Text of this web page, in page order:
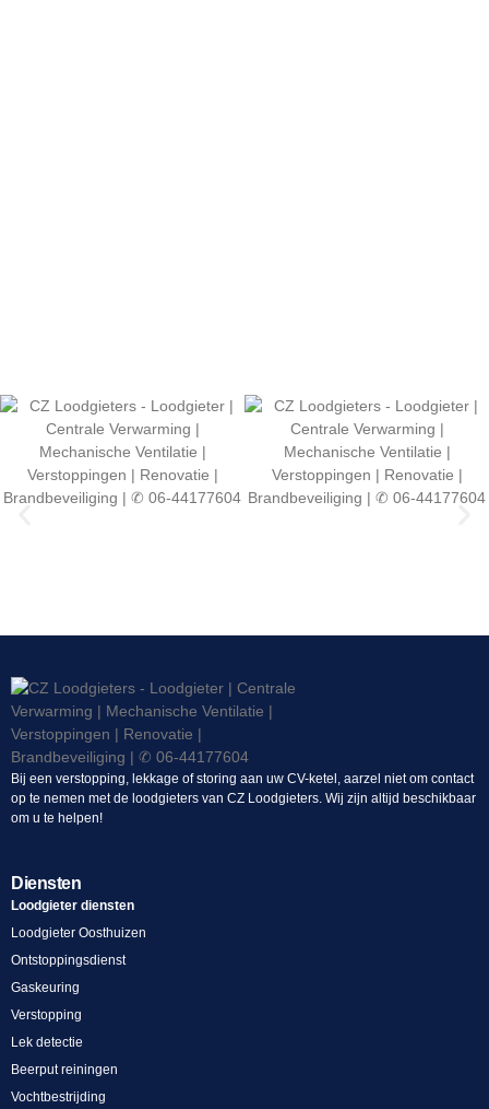
Bij een verstopping, lekkage of storing aan uw CV-ketel, aarzel niet om contact
op te nemen met de loodgieters van CZ Loodgieters. Wij zijn altijd beschikbaar
om u te helpen!
Diensten
Loodgieter diensten
Loodgieter Oosthuizen
Ontstoppingsdienst
Gaskeuring
Verstopping
Lek detectie
Beerput reiningen
Vochtbestrijding